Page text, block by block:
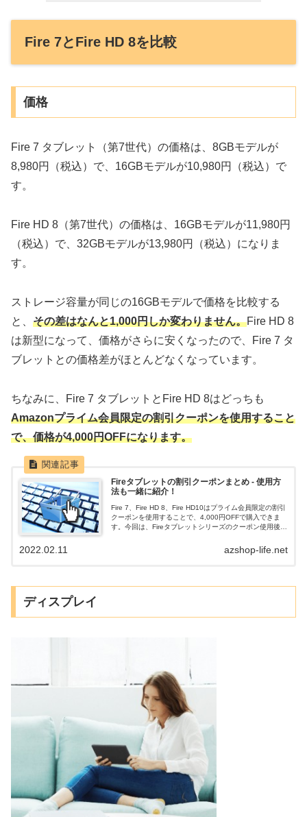
Fire 7とFire HD 8を比較
価格
Fire 7 タブレット（第7世代）の価格は、8GBモデルが
8,980円（税込）で、16GBモデルが10,980円（税込）で
す。
Fire HD 8（第7世代）の価格は、16GBモデルが11,980円
（税込）で、32GBモデルが13,980円（税込）になりま
す。
ストレージ容量が同じの16GBモデルで価格を比較する
と、 その差はなんと1,000円しか変わりません。Fire HD 8
は新型になって、価格がさらに安くなったので、Fire 7 タ
ブレットとの価格差がほとんどなくなっています。
ちなみに、Fire 7 タブレットとFire HD 8はどっちも
Amazonプライム会員限定の割引クーポンを使用すること
で、価格が4,000円OFFになります。
Fireタブレットの割引クーポンまとめ - 使用方
法も一緒に紹介！
Fire 7、Fire HD 8、Fire HD10はプライム会員限定の割引
クーポンを使用することで、4,000円OFFで購入できま
す。今回は、Fireタブレットシリーズのクーポン使用後の
azshop-life.net
2022.02.11
ディスプレイ